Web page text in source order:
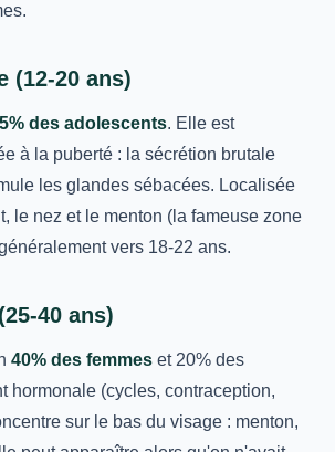
(12-20 ans)
des adolescents. Elle est
à la puberté : la sécrétion brutale
les glandes sébacées. Localisée
le nez et le menton (la fameuse zone
vers 18-22 ans.
40 ans)
40% des femmes et 20% des
hormonale (cycles, contraception,
sur le bas du visage : menton,